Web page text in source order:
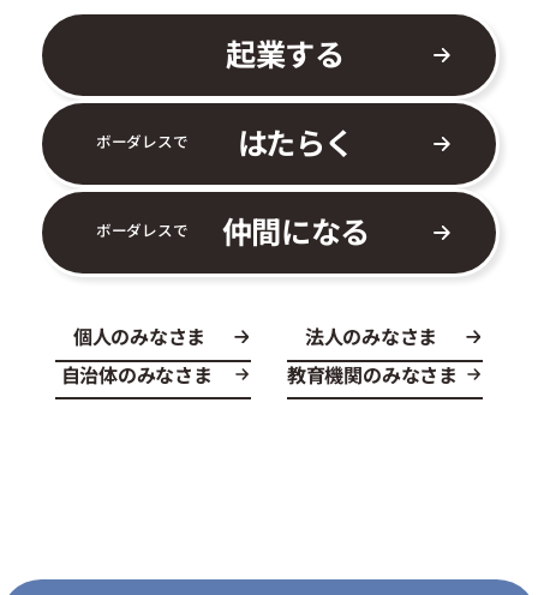
起業する
ボーダレスで はたらく
ボーダレスで 仲間になる
個人のみなさま
法人のみなさま
自治体のみなさま
教育機関のみなさま